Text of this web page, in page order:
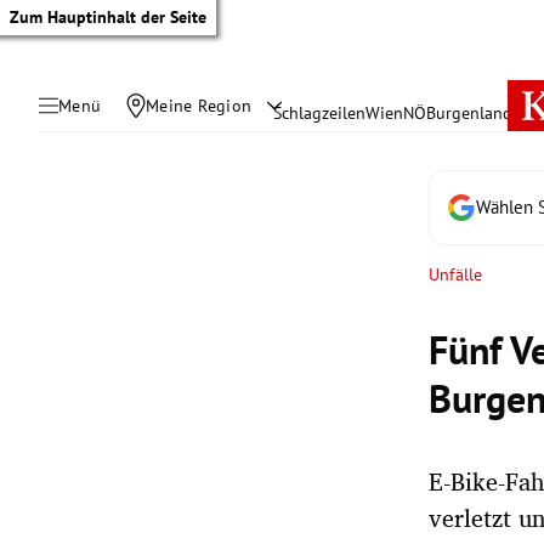
Zum Hauptinhalt der Seite
Menü Meine Region SchlagzeilenWienNÖBurgenland
Wählen
Unfälle
Fünf
E-Bike-
verletzt